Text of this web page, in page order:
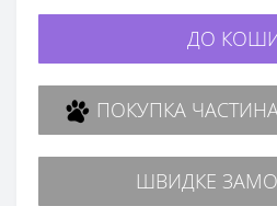
ДО
ПОКУПКА
ШВИДКЕ